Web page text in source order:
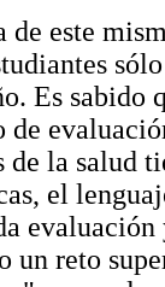
de este
Es sabido
de
de la salud
el
un reto